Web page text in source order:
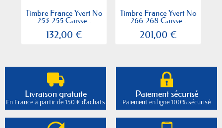
Timbre France Yvert No
253-255 Caisse...
132,00 €
Timbre France Yvert No
266-268 Caisse...
201,00 €
Livraison gratuite
En France à partir de 150 € d'achats
Paiement sécurisé
Paiement en ligne 100% sécurisé